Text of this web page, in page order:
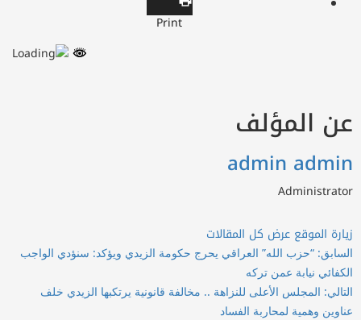
Print
المؤلف
admin
الموقععرض كل المقالات
“حزب الله” العراقي يحرج حكومة الزيدي ويؤكد: سنؤدي الواجب
نيابة عمن تركه
المجلس الأعلى للنزاهة .. مخالفة قانونية يرتكبها الزيدي خلف
وهمية لمحاربة الفساد